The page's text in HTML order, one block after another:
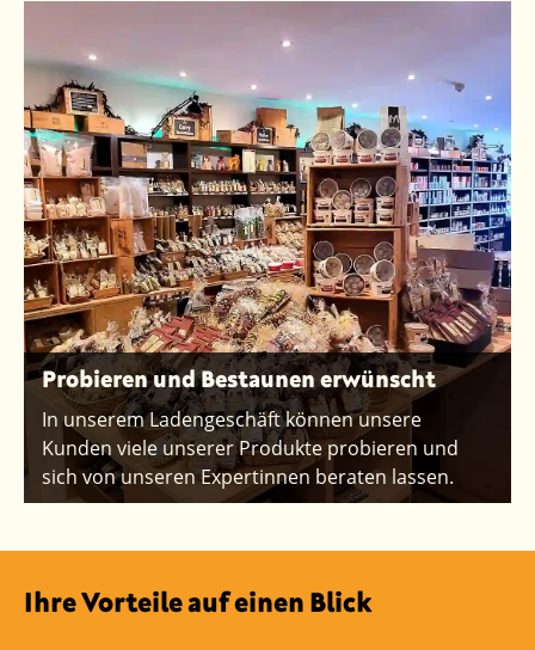
Probieren und Bestaunen erwünscht
In unserem Ladengeschäft können unsere
Kunden viele unserer Produkte probieren und
sich von unseren Expertinnen beraten lassen.
Ihre Vorteile auf einen Blick